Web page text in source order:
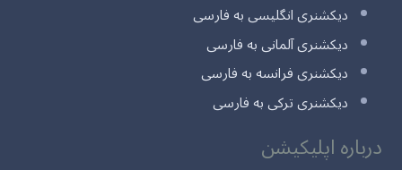
دیکشنری انگلیسی به فارسی
دیکشنری آلمانی به فارسی
دیکشنری فرانسه به فارسی
دیکشنری ترکی به فارسی
درباره اپلیکیشن